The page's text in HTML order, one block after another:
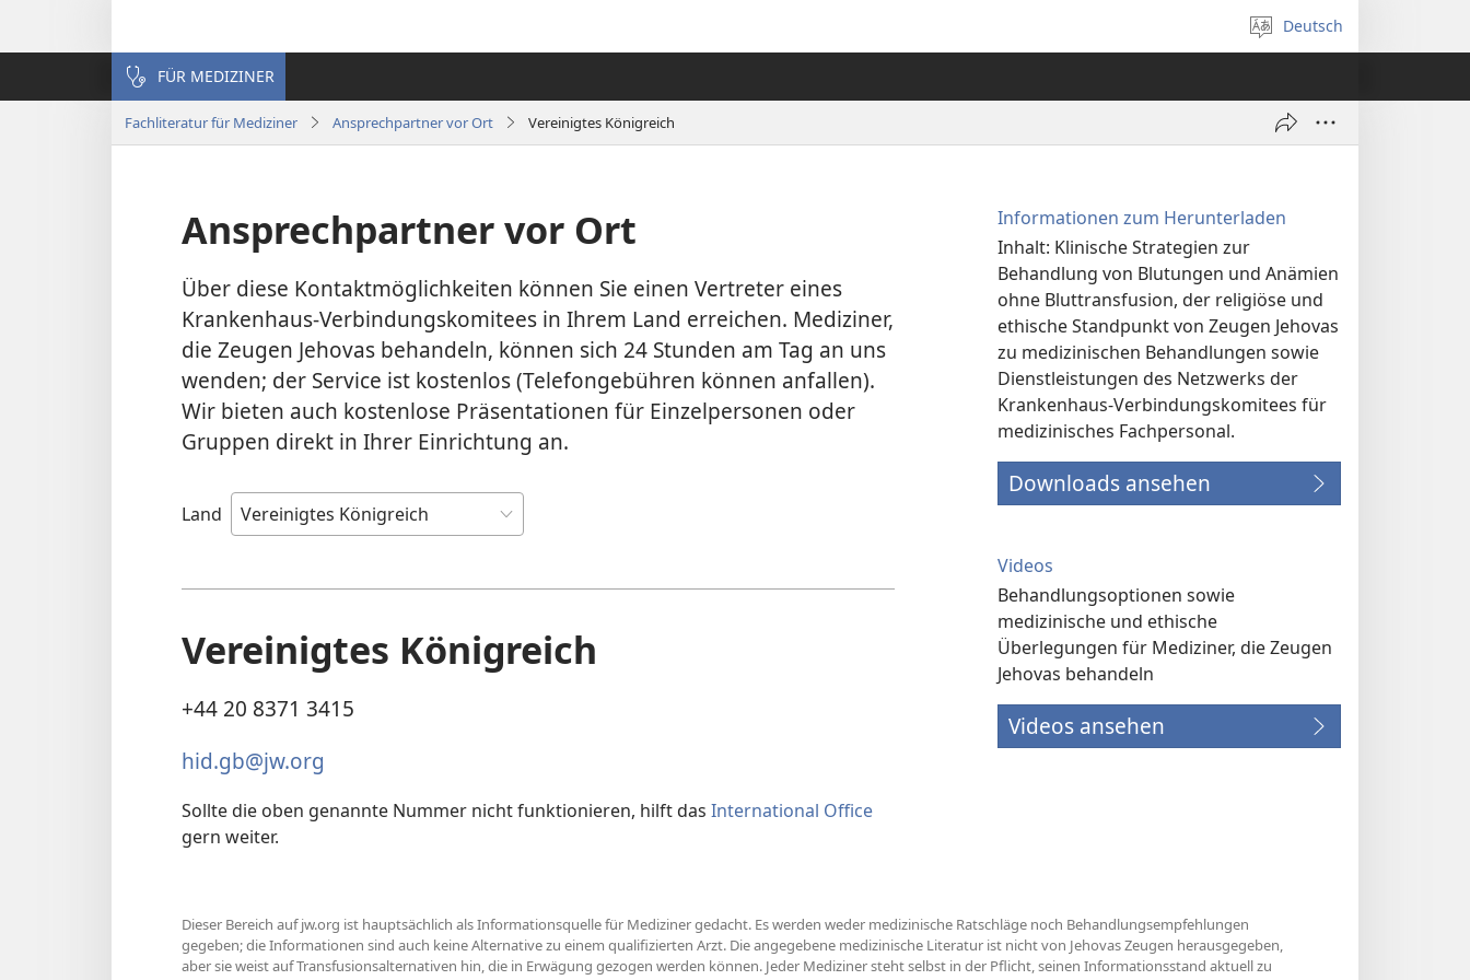
Sprache
auswählen
Deutsch
FÜR MEDIZINER
Fachliteratur für Mediziner Ansprechpartner vor Ort Vereinigtes Königreich
Ansprechpartner vor Ort
Über diese Kontaktmöglichkeiten können Sie einen Vertreter eines
Krankenhaus-Verbindungs­komitees in Ihrem Land erreichen. Mediziner,
die Zeugen Jehovas behandeln, können sich 24 Stunden am Tag an uns
wenden; der Service ist kostenlos (Telefongebühren können anfallen).
Wir bieten auch kostenlose Präsentationen für Einzelpersonen oder
Gruppen direkt in Ihrer Einrichtung an.
Land
Vereinigtes Königreich
+44 20 8371 3415
hid.gb@jw.org
Sollte die oben genannte Nummer nicht funktionieren, hilft das International Office
gern weiter.
Informationen zum Herunterladen
Inhalt: Klinische Strategien zur
Behandlung von Blutungen und Anämien
ohne Bluttransfusion, der religiöse und
ethische Standpunkt von Zeugen Jehovas
zu medizinischen Behandlungen sowie
Dienstleistungen des Netzwerks der
Krankenhaus-Verbindungs­komitees für
medizinisches Fachpersonal.
Downloads ansehen
Videos
Behandlungsoptionen sowie
medizinische und ethische
Überlegungen für Mediziner, die Zeugen
Jehovas behandeln
Videos ansehen
Dieser Bereich auf jw.org ist hauptsächlich als Informationsquelle für Mediziner gedacht. Es werden weder medizinische Ratschläge noch Behandlungsempfehlungen
gegeben; die Informationen sind auch keine Alternative zu einem qualifizierten Arzt. Die angegebene medizinische Literatur ist nicht von Jehovas Zeugen herausgegeben,
aber sie weist auf Transfusionsalternativen hin, die in Erwägung gezogen werden können. Jeder Mediziner steht selbst in der Pflicht, seinen Informationsstand aktuell zu